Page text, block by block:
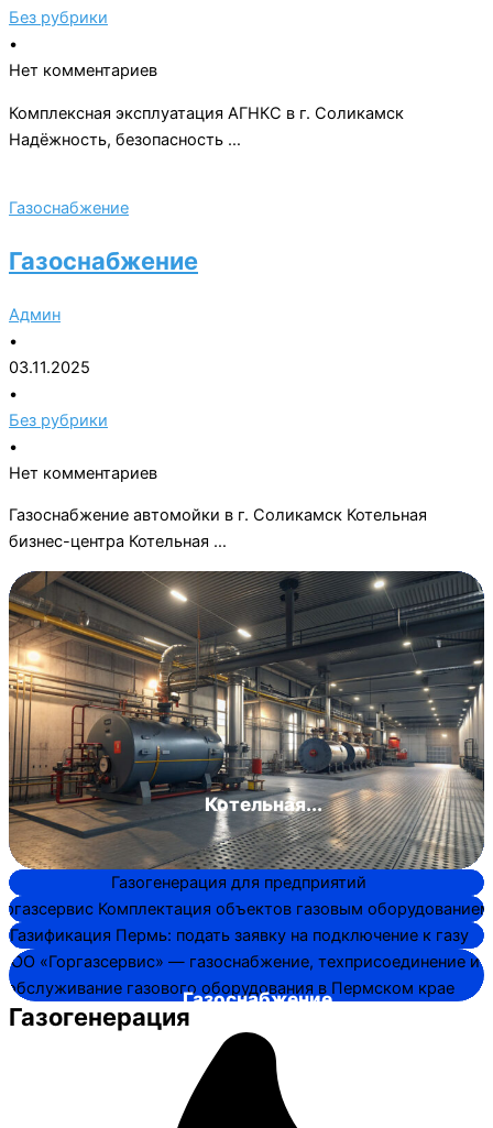
Без рубрики
•
Нет комментариев
Комплексная эксплуатация АГНКС в г. Соликамск
Надёжность, безопасность …
Газоснабжение
Газоснабжение
Админ
•
03.11.2025
•
Без рубрики
•
Нет комментариев
Газоснабжение автомойки в г. Соликамск Котельная
бизнес-центра Котельная …
Котельная...
Котельная..
Газоснабжение..
Котельная...
Котельная..
Газоснабжение..
Газогенерация